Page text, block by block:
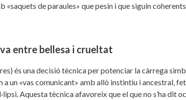
de paraules» que pesin i que siguin
entre bellesa i crueltat
és una decisió tècnica per potenciar la càrrega
un «vas comunicant» amb allò instintiu i ancestral,
Aquesta tècnica afavoreix que el que no s’ha dit